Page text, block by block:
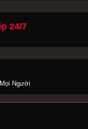
24/7
Người